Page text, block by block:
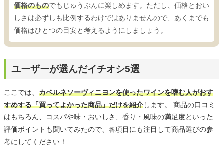
価格のものでもじゅうぶんに楽しめます。ただし、価格とおい
しさは必ずしも比例するわけではありませんので、あくまでも
価格はひとつの目安と考えるようにしましょう。
ユーザーが選んだイチオシ5選
ここでは、 カベルネソーヴィニヨンを使ったワインを嗜む人がおす
すめする「買ってよかった商品」だけを紹介します。 商品の口コミ
はもちろん、コスパや味・おいしさ、香り・風味の満足度といった
評価ポイントも聞いてみたので、各項目にも注目して商品選びの参
考にしてください！